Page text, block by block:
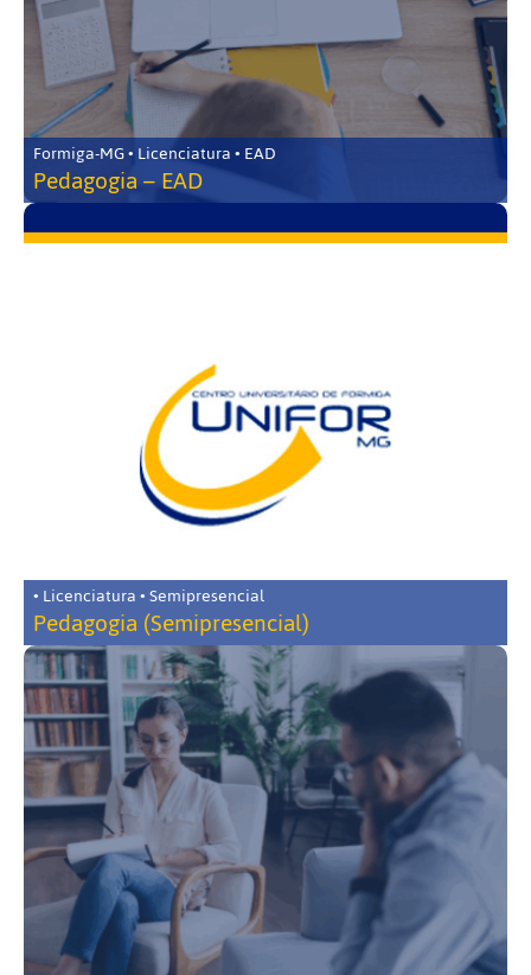
Formiga-MG • Licenciatura • EAD
Pedagogia – EAD
• Licenciatura • Semipresencial
Pedagogia (Semipresencial)